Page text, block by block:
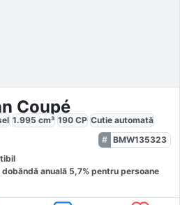
Coupé
1.995 cm³ 190 CP Cutie automată
BMW135323
dobăndă anuală 5,7% pentru persoane